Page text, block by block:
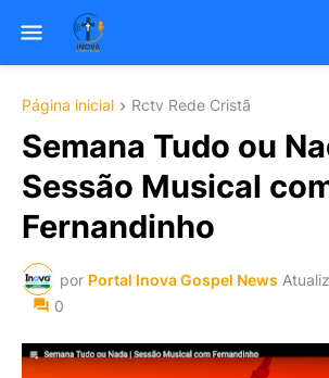
Página inicial Rctv Rede Cristã
Semana Tudo ou
Sessão Musical
Fernandinho
por Portal Inova Gospel News
0